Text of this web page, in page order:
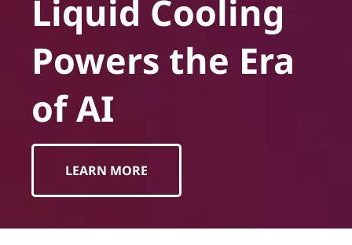
Liquid Cooling
Powers the Era
of AI
LEARN MORE